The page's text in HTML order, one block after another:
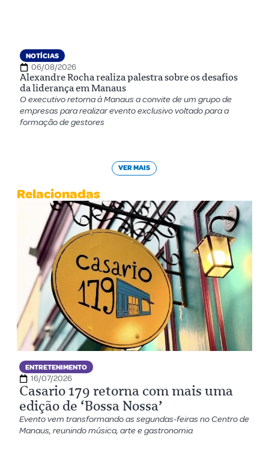
NOTÍCIAS
06/08/2026
Alexandre Rocha realiza palestra sobre os desafios
da liderança em Manaus
O executivo retorna à Manaus a convite de um grupo de
empresas para realizar evento exclusivo voltado para a
formação de gestores
VER MAIS
Relacionadas
ENTRETENIMENTO
16/07/2026
Casario 179 retorna com mais uma
edição de ‘Bossa Nossa’
Evento vem transformando as segundas-feiras no Centro de
Manaus, reunindo música, arte e gastronomia